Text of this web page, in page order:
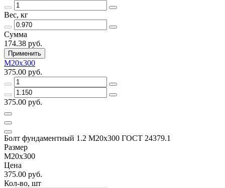
Вес, кг
Сумма
174.38 руб.
Применить
М20х300
375.00 руб.
375.00 руб.
Болт фундаментный 1.2 М20х300 ГОСТ 24379.1
Размер
М20х300
Цена
375.00 руб.
Кол-во, шт